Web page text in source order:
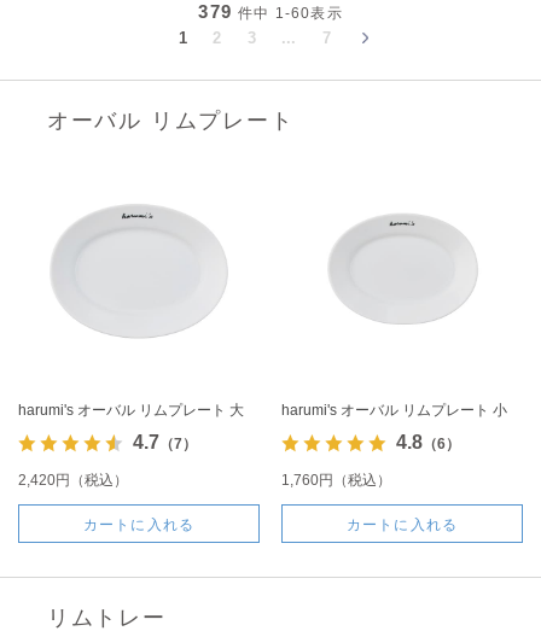
379 件中 1-60表示
1 2 3 ... 7
オーバル リムプレート
harumi's オーバル リムプレート 大
4.7 （7）
2,420円（税込）
カートに入れる
harumi's オーバル リムプレート 小
4.8（6）
1,760円（税込）
カートに入れる
リムトレー